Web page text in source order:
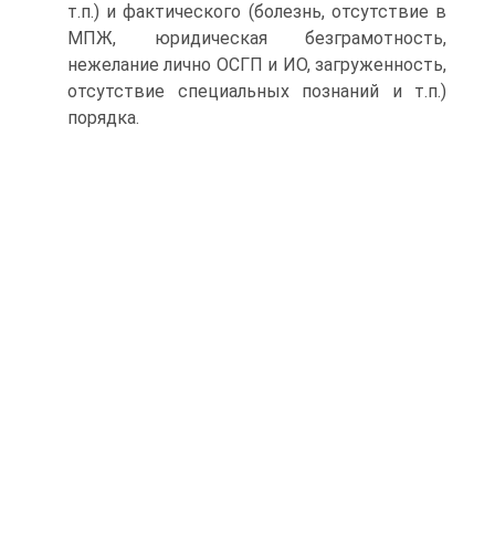
т.п.) и фактического (болезнь, отсутствие в
МПЖ, юридическая безграмотность,
нежелание лично ОСГП и ИО, загруженность,
отсутствие специальных познаний и т.п.)
порядка.